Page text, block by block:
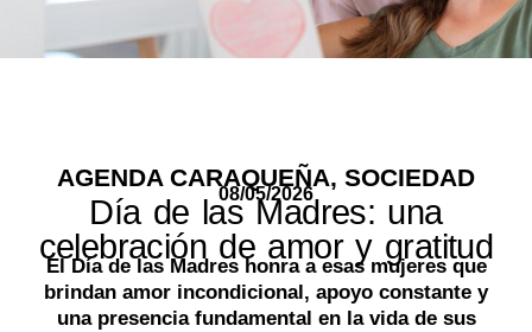
AGENDA CARAQUEÑA, SOCIEDAD
08/05/2026
Día de las Madres: una
celebración de amor y gratitud
El Día de las Madres honra a esas mujeres que
brindan amor incondicional, apoyo constante y
una presencia fundamental en la vida de sus